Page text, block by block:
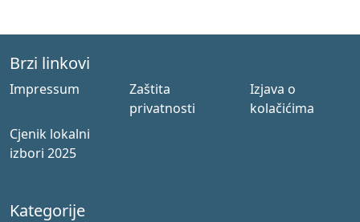
Brzi linkovi
Impressum
Zaštita
privatnosti
Izjava o
kolačićima
Cjenik lokalni
izbori 2025
Kategorije